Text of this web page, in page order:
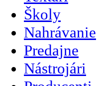
Školy
Nahrávanie
Predajne
Nástrojári